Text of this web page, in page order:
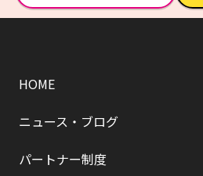
HOME
ニュース・ブログ
パートナー制度